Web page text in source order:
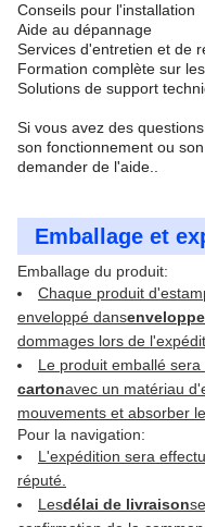
Conseils pour l'installation
Aide au dépannage
Services d'entretien et de
Formation complète sur
Solutions de support
Si vous avez des
son fonctionnement ou
demander de l'aide..
Emballage et
Emballage du produit:
Chaque produit
enveloppé dans
dommages lors de
Le produit emballé
cartonavec un matériau
mouvements et absorber
Pour la navigation:
L'expédition sera
réputé.
Lesdélai de livraison